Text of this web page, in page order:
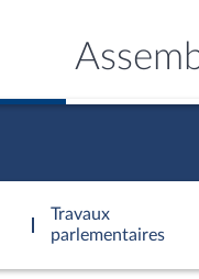
Travaux
parlementaires